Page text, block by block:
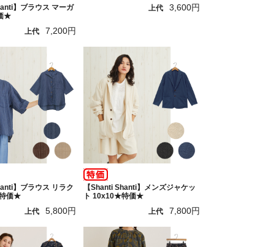
】ブラウス マーガ
★
上代
7,200円
上代
3,600円
】ブラウス リラク
価★
上代
5,800円
【Shanti Shanti】メンズジャケッ
ト 10x10★特価★
上代
7,800円